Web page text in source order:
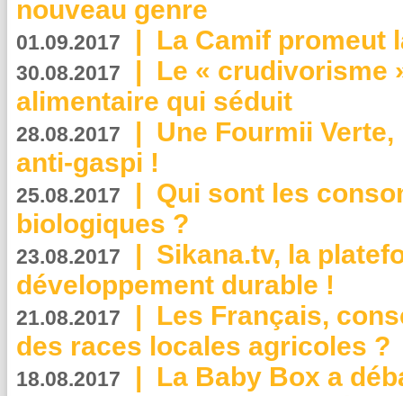
nouveau genre
01.09.2017 | La Camif promeut
30.08.2017 | Le « crudivorisme
alimentaire qui séduit
28.08.2017 | Une Fourmii
anti-gaspi !
25.08.2017 | Qui sont les
biologiques ?
23.08.2017 | Sikana.tv, la
développement durable !
21.08.2017 | Les Français,
des races locales agricoles ?
18.08.2017 | La Baby Box a